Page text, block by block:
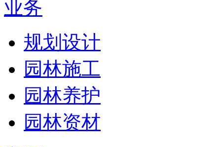
业务
规划设计
园林施工
园林养护
园林资材